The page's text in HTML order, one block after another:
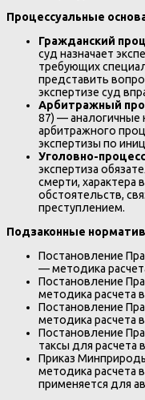
Процессуальные
Гражданский
суд назначает
требующих
представить
экспертизе суд
Арбитражный
87) — аналогичные
арбитражного
экспертизы по
Уголовно-
экспертиза
смерти, характера
обстоятельств,
преступлением.
Подзаконные
Постановление
— методика
Постановление
методика расчета
Постановление
методика расчета
Постановление
таксы для расчета
Приказ
методика расчета
применяется для